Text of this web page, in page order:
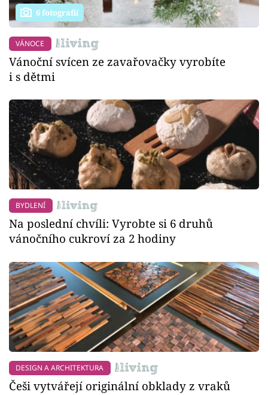
6 fotografií
VÁNOCE
Vánoční svícen ze zavařovačky vyrobíte
i s dětmi
BYDLENÍ
Na poslední chvíli: Vyrobte si 6 druhů
vánočního cukroví za 2 hodiny
DESIGN A ARCHITEKTURA
Češi vytvářejí originální obklady z vraků